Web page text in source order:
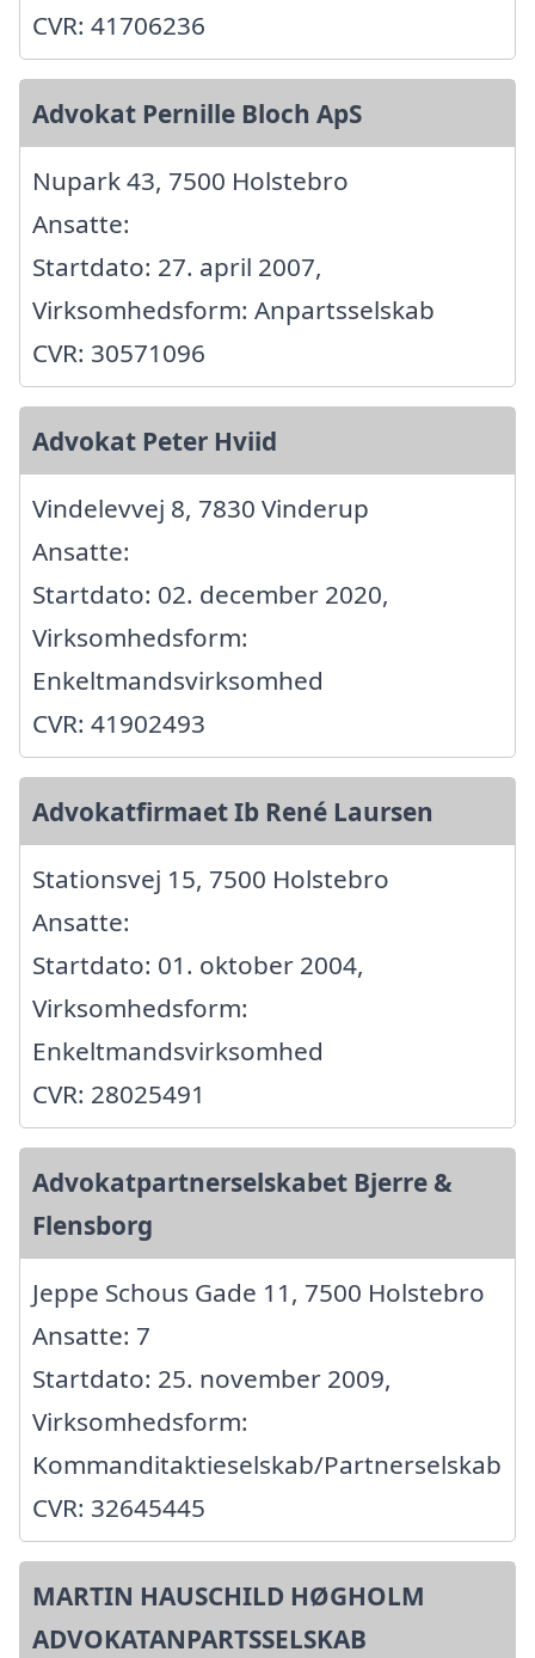
CVR: 41706236
Advokat Pernille Bloch ApS
Nupark 43, 7500 Holstebro
Ansatte:
Startdato: 27. april 2007,
Virksomhedsform: Anpartsselskab
CVR: 30571096
Advokat Peter Hviid
Vindelevvej 8, 7830 Vinderup
Ansatte:
Startdato: 02. december 2020,
Virksomhedsform:
Enkeltmandsvirksomhed
CVR: 41902493
Advokatfirmaet Ib René Laursen
Stationsvej 15, 7500 Holstebro
Ansatte:
Startdato: 01. oktober 2004,
Virksomhedsform:
Enkeltmandsvirksomhed
CVR: 28025491
Advokatpartnerselskabet Bjerre &
Flensborg
Jeppe Schous Gade 11, 7500 Holstebro
Ansatte: 7
Startdato: 25. november 2009,
Virksomhedsform:
Kommanditaktieselskab/Partnerselskab
CVR: 32645445
MARTIN HAUSCHILD HØGHOLM
ADVOKATANPARTSSELSKAB